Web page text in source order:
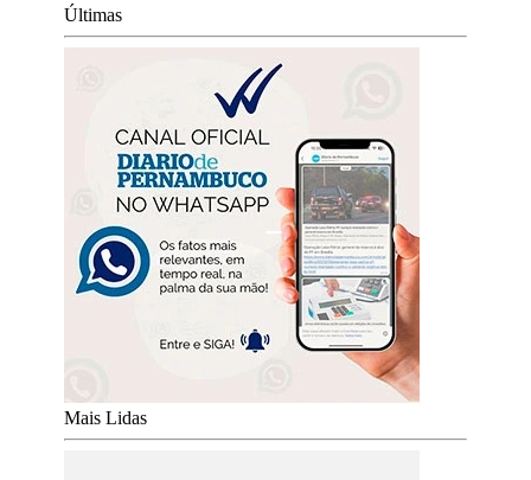
Últimas
Mais Lidas